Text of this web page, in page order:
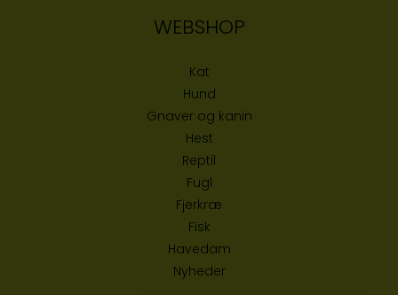
WEBSHOP
Kat
Hund
Gnaver og kanin
Hest
Reptil
Fugl
Fjerkræ
Fisk
Havedam
Nyheder